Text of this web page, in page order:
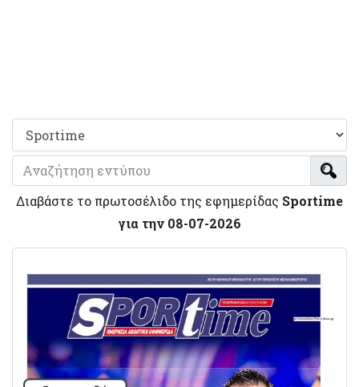
Διαβάστε το πρωτοσέλιδο της εφημερίδας Sportime
για την 08-07-2026